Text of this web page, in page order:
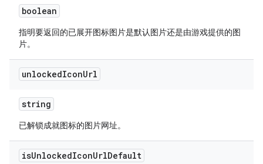
boolean
指明要返回的已展开图标图片是默认图片还是由游戏提供的图
片。
unlockedIconUrl
string
已解锁成就图标的图片网址。
isUnlockedIconUrlDefault